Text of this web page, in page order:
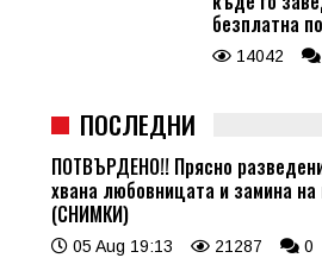
безплатна
14042
ПОСЛЕДНИ
ПОТВЪРДЕНО!! Прясно
хвана любовницата и замина на
(СНИМКИ)
05 Aug 19:13 21287 0